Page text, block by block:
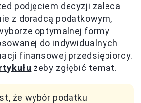
podjęciem decyzji zaleca
z doradcą podatkowym,
optymalnej formy
do indywidualnych
finansowej przedsiębiorcy.
żeby zgłębić temat.
że wybór podatku